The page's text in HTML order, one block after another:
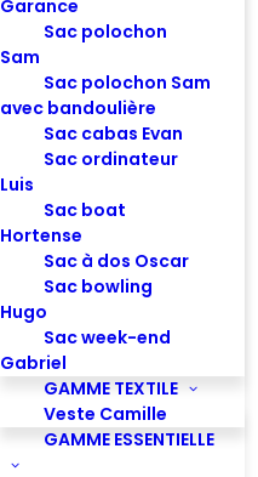
Garance
Sac polochon
Sam
Sac polochon Sam
avec bandoulière
Sac cabas Evan
Sac ordinateur
Luis
Sac boat
Hortense
Sac à dos Oscar
Sac bowling
Hugo
Sac week-end
Gabriel
GAMME TEXTILE
Veste Camille
GAMME ESSENTIELLE
Pochette